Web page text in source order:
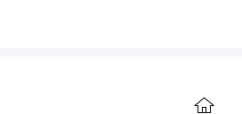
帮扶与公益活动，凝聚